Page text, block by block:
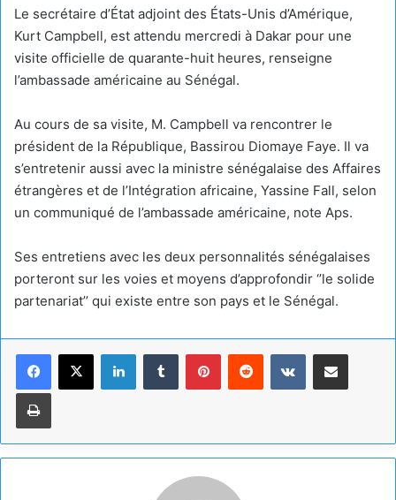
Le secrétaire d’État adjoint des États-Unis d’Amérique,
Kurt Campbell, est attendu mercredi à Dakar pour une
visite officielle de quarante-huit heures, renseigne
l’ambassade américaine au Sénégal.
Au cours de sa visite, M. Campbell va rencontrer le
président de la République, Bassirou Diomaye Faye. Il va
s’entretenir aussi avec la ministre sénégalaise des Affaires
étrangères et de l’Intégration africaine, Yassine Fall, selon
un communiqué de l’ambassade américaine, note Aps.
Ses entretiens avec les deux personnalités sénégalaises
porteront sur les voies et moyens d’approfondir ‘’le solide
partenariat’’ qui existe entre son pays et le Sénégal.
LinkedinTumblr PinterestReddit VKontaktePartager par email
Imprimer